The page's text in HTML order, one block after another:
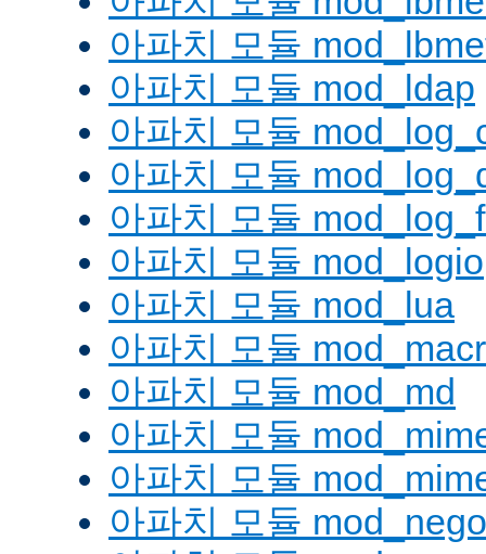
아파치 모듈
아파치 모듈 mod_ldap
아파치 모듈
아파치 모듈
아파치 모듈
아파치 모듈 mod_logio
아파치 모듈 mod_lua
아파치 모듈
아파치 모듈 mod_md
아파치 모듈
아파치 모듈
아파치 모듈